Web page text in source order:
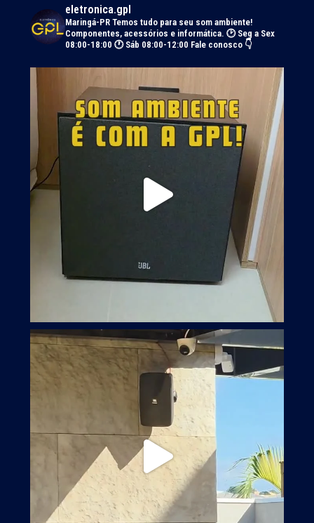
eletronica.gpl
Maringá-PRTemos tudo para seu som ambiente!
Componentes, acessórios e informática. 🕑 Seg a Sex
08:00-18:00 🕐 Sáb 08:00-12:00 Fale conosco 👇